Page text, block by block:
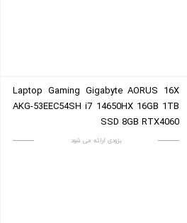
Laptop Gaming Gigabyte AORUS 16X
AKG-53EEC54SH i7 14650HX 16GB 1TB
SSD 8GB RTX4060
بزودی ارائه می شود